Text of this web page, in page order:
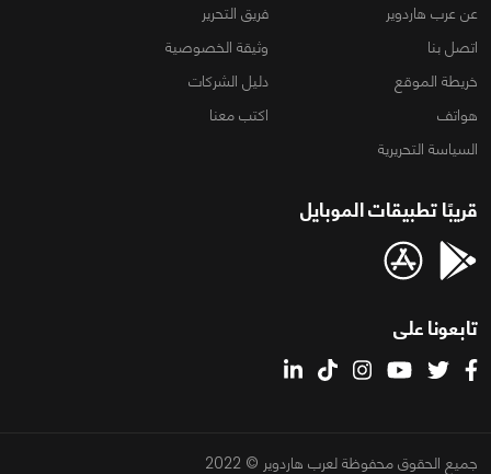
عن عرب هاردوير
فريق التحرير
اتصل بنا
وثيقة الخصوصية
خريطة الموقع
دليل الشركات
هواتف
اكتب معنا
السياسة التحريرية
قريبًا تطبيقات الموبايل
تابعونا على
جميع الحقوق محفوظة لعرب هاردوير © 2022